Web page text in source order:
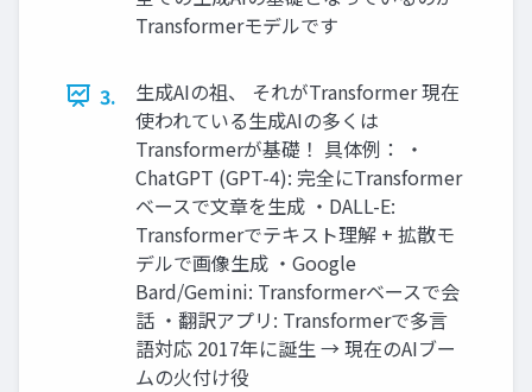
Transformerモデルです
3.
生成AIの祖、 それがTransformer 現在
使われている生成AIの多くは
Transformerが基礎！ 具体例： ・
ChatGPT (GPT-4): 完全にTransformer
ベースで文章を生成 ・DALL-E:
Transformerでテキスト理解 + 拡散モ
デルで画像生成 ・Google
Bard/Gemini: Transformerベースで会
話 ・翻訳アプリ: Transformerで多言
語対応 2017年に誕生 → 現在のAIブー
ムの火付け役